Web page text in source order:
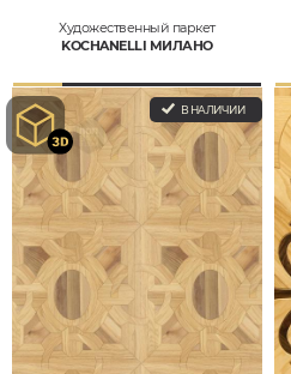
Художественный паркет
KOCHANELLI МИЛАНО
В НАЛИЧИИ